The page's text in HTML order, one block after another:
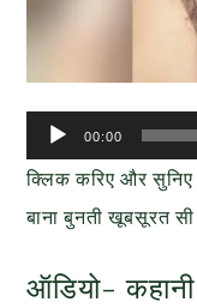
Audio
Player
00:00
क्लिक करिए और सुनिए
बाना बुनती खूबसूरत सी
ऑडियो-